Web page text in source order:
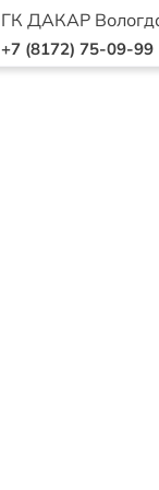
ГК ДАКАР
+7 (8172) 75-09-99